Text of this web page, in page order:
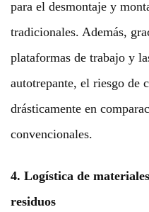
para el desmontaje y
tradicionales. Además,
plataformas de trabajo y
autotrepante, el riesgo de
drásticamente en
convencionales.
4. Logística de
residuos